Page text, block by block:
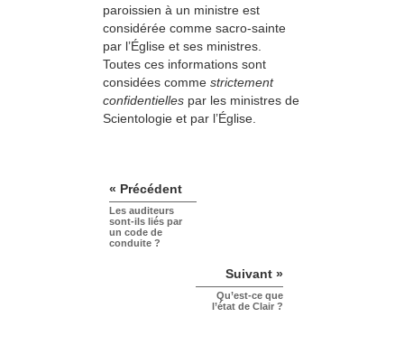
paroissien à un ministre est
considérée comme sacro-sainte
par l’Église et ses ministres.
Toutes ces informations sont
considées comme strictement
confidentielles par les ministres de
Scientologie et par l’Église.
« Précédent
Les auditeurs
sont-ils liés par
un code de
conduite ?
Suivant »
Qu’est-ce que
l’état de Clair ?